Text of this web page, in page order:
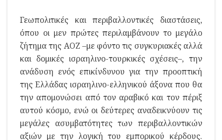
Γεωπολιτικές και περιβαλλοντικές διαστάσεις,
όπου οι μεν πρώτες περιλαμβάνουν το μεγάλο
ζήτημα της ΑΟΖ –με φόντο τις συγκυριακές αλλά
και δομικές ισραηλινο-τουρκικές σχέσεις–, την
ανάδυση ενός επικίνδυνου για την προοπτική
της Ελλάδας ισραηλινο-ελληνικού άξονα που θα
την απομονώσει από τον αραβικό και τον πέριξ
αυτού κόσμο, ενώ οι δεύτερες αναδεικνύουν τις
μεγάλες ασυμβατότητες των περιβαλλοντικών
αξιών με την λογική του εμπορικού κέρδους.